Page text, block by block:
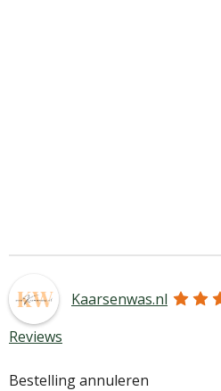
Kaarsenwas.nl
Reviews
Bestelling annuleren